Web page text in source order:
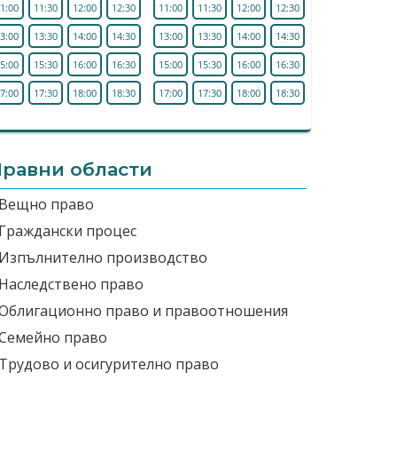
11:30 12:00 12:30
13:30 14:00 14:30
15:30 16:00 16:30
17:30 18:00 18:30
11:00 11:30 12:00 12:30
13:00 13:30 14:00 14:30
15:00 15:30 16:00 16:30
17:00 17:30 18:00 18:30
области
право
процес
производство
право
право и правоотношения
право
и осигурително право